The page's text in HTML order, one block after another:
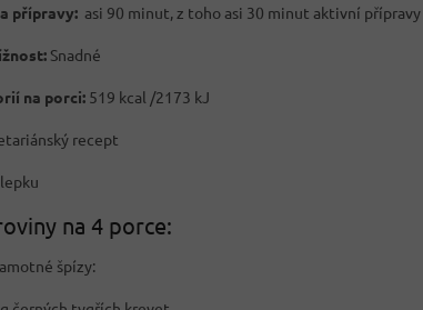
přípravy: asi 90 minut, z toho asi 30 minut aktivní přípravy
Snadné
na porci: 519 kcal /2173 kJ
recept
na 4 porce:
špízy: